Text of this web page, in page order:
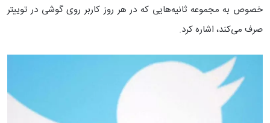
خصوص به مجموعه ثانیه‌هایی که در هر روز کاربر روی گوشی در توییتر
صرف می‌کند، اشاره کرد.